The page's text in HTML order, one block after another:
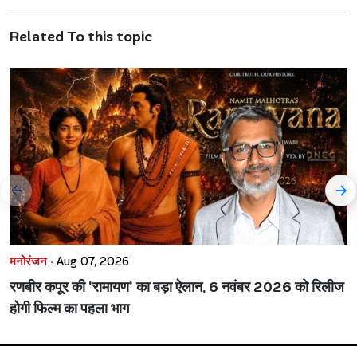
Related To this topic
मनोरंजन · Aug 07, 2026
रणबीर कपूर की 'रामायण' का बड़ा ऐलान, 6 नवंबर 2026 को रिलीज
होगी फिल्म का पहला भाग